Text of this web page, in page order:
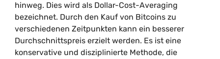
hinweg. Dies wird als Dollar-Cost-Averaging
bezeichnet. Durch den Kauf von Bitcoins zu
verschiedenen Zeitpunkten kann ein besserer
Durchschnittspreis erzielt werden. Es ist eine
konservative und disziplinierte Methode, die